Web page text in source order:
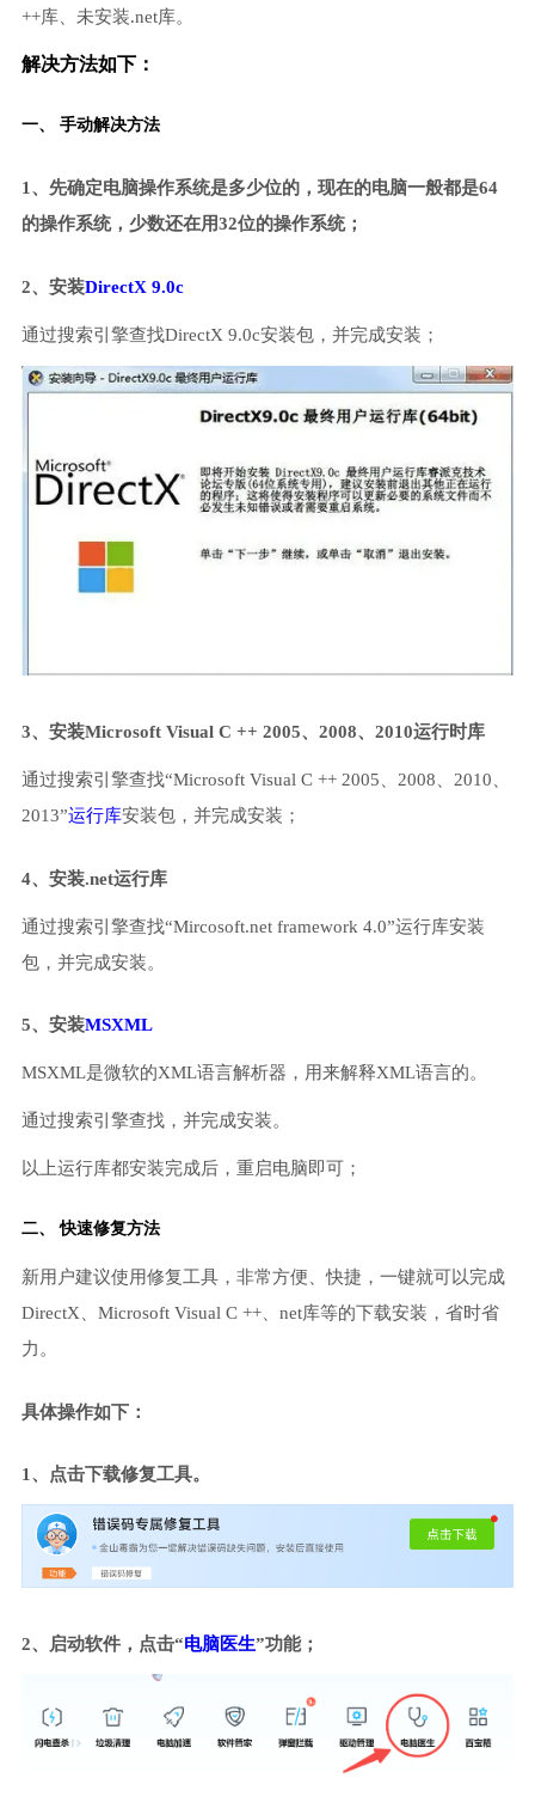
++库、未安装.net库。
解决方法如下：
一、 手动解决方法
1、先确定电脑操作系统是多少位的，现在的电脑一般都是64
的操作系统，少数还在用32位的操作系统；
2、安装DirectX 9.0c
通过搜索引擎查找DirectX 9.0c安装包，并完成安装；
3、安装Microsoft Visual C ++ 2005、2008、2010运行时库
通过搜索引擎查找“Microsoft Visual C ++ 2005、2008、2010、
2013”运行库安装包，并完成安装；
4、安装.net运行库
通过搜索引擎查找“Mircosoft.net framework 4.0”运行库安装
包，并完成安装。
5、安装MSXML
MSXML是微软的XML语言解析器，用来解释XML语言的。
通过搜索引擎查找，并完成安装。
以上运行库都安装完成后，重启电脑即可；
二、 快速修复方法
新用户建议使用修复工具，非常方便、快捷，一键就可以完成
DirectX、Microsoft Visual C ++、net库等的下载安装，省时省
力。
具体操作如下：
1、点击下载修复工具。
2、启动软件，点击“电脑医生”功能；